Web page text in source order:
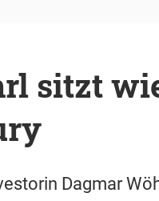
sitzt
Dagmar